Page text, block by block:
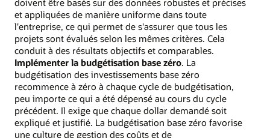
et appliquées de manière uniforme dans toute
l'entreprise, ce qui permet de s'assurer que tous les
projets sont évalués selon les mêmes critères. Cela
conduit à des résultats objectifs et comparables.
Implémenter la budgétisation base zéro. La
budgétisation des investissements base zéro
recommence à zéro à chaque cycle de budgétisation,
peu importe ce qui a été dépensé au cours du cycle
précédent. Il exige que chaque dollar demandé soit
expliqué et justifié. La budgétisation base zéro favorise
une culture de gestion des coûts et de